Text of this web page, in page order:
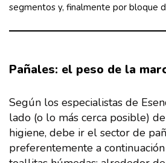
segmentos y, finalmente por bloque
Pañales: el peso de la
Según los especialistas de
lado (o lo más cerca posible)
higiene, debe ir el sector de
preferentemente a